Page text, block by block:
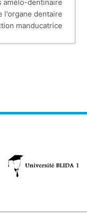
dentinaire.
dentaire.
manducatrice.